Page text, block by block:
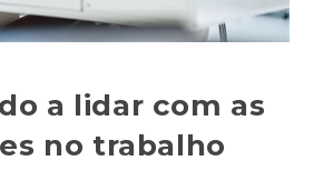
a lidar com as
no trabalho